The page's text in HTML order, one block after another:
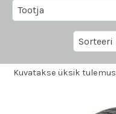
Kuvatakse üksik tulemus